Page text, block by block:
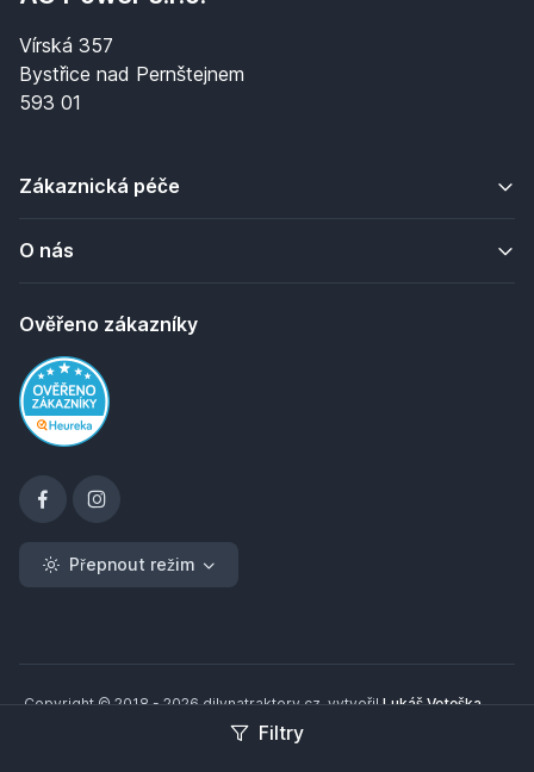
Vírská 357
Bystřice nad Pernštejnem
593 01
Zákaznická péče
O nás
Ověřeno zákazníky
Přepnout režim
Copyright © 2018 - 2026 dilynatraktory.cz, vytvořil Lukáš Veteška
Filtry